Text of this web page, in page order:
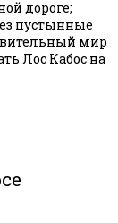
дороге;
пустынные
мир
Лос Кабос на